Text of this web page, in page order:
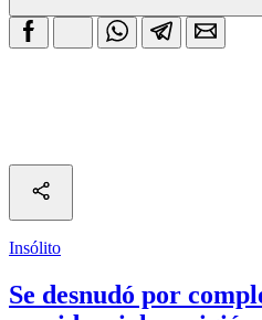
Insólito
Se desnudó por